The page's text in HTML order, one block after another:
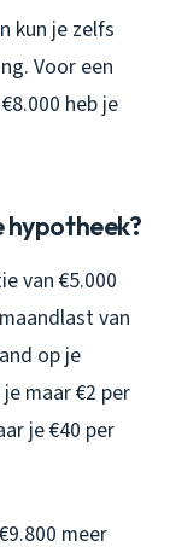
kun je zelfs
Voor een
heb je
hypotheek?
van €5.000
van
op je
maar €2 per
je €40 per
meer